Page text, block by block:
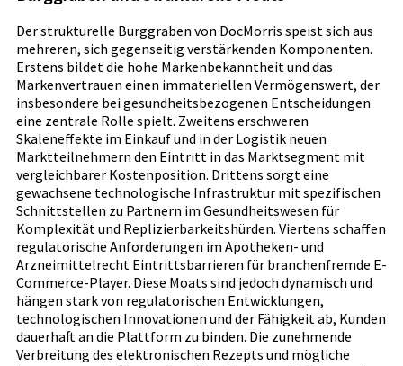
Der strukturelle Burggraben von DocMorris speist sich aus
mehreren, sich gegenseitig verstärkenden Komponenten.
Erstens bildet die hohe Markenbekanntheit und das
Markenvertrauen einen immateriellen Vermögenswert, der
insbesondere bei gesundheitsbezogenen Entscheidungen
eine zentrale Rolle spielt. Zweitens erschweren
Skaleneffekte im Einkauf und in der Logistik neuen
Marktteilnehmern den Eintritt in das Marktsegment mit
vergleichbarer Kostenposition. Drittens sorgt eine
gewachsene technologische Infrastruktur mit spezifischen
Schnittstellen zu Partnern im Gesundheitswesen für
Komplexität und Replizierbarkeitshürden. Viertens schaffen
regulatorische Anforderungen im Apotheken- und
Arzneimittelrecht Eintrittsbarrieren für branchenfremde E-
Commerce-Player. Diese Moats sind jedoch dynamisch und
hängen stark von regulatorischen Entwicklungen,
technologischen Innovationen und der Fähigkeit ab, Kunden
dauerhaft an die Plattform zu binden. Die zunehmende
Verbreitung des elektronischen Rezepts und mögliche